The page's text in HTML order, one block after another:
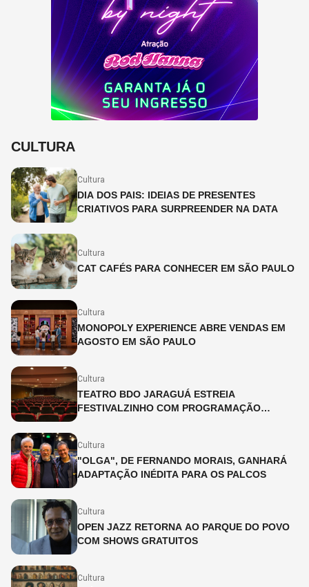
CULTURA
Cultura
DIA DOS PAIS: IDEIAS DE PRESENTES
CRIATIVOS PARA SURPREENDER NA DATA
Cultura
CAT CAFÉS PARA CONHECER EM SÃO PAULO
Cultura
MONOPOLY EXPERIENCE ABRE VENDAS EM
AGOSTO EM SÃO PAULO
Cultura
TEATRO BDO JARAGUÁ ESTREIA
FESTIVALZINHO COM PROGRAMAÇÃO
Cultura
"OLGA", DE FERNANDO MORAIS, GANHARÁ
ADAPTAÇÃO INÉDITA PARA OS PALCOS
Cultura
OPEN JAZZ RETORNA AO PARQUE DO POVO
COM SHOWS GRATUITOS
Cultura